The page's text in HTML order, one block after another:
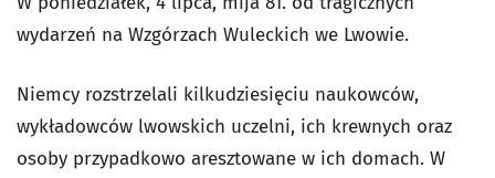
wydarzeń na Wzgórzach Wuleckich we Lwowie.
Niemcy rozstrzelali kilkudziesięciu naukowców,
wykładowców lwowskich uczelni, ich krewnych oraz
osoby przypadkowo aresztowane w ich domach. W